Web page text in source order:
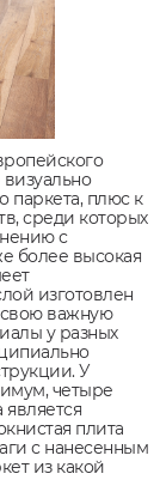
паркета, плюс к
среди которых
с
более высокая
изготовлен
свою важную
у разных
У
четыре
плита
с нанесенным
из какой